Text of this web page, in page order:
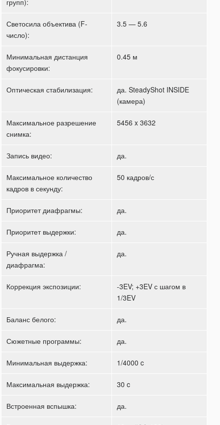
Светосила объектива (F-
число):
3.5 — 5.6
Минимальная дистанция
фокусировки:
0.45 м
Оптическая стабилизация:
да. SteadyShot INSIDE
(камера)
Максимальное разрешение
снимка:
5456 x 3632
Запись видео: да.
Максимальное количество
кадров в секунду:
50 кадров/с
Приоритет диафрагмы: да.
Приоритет выдержки: да.
Ручная выдержка /
диафрагма:
да.
Коррекция экспозиции:
-3EV; +3EV с шагом в
1/3EV
Баланс белого: да.
Сюжетные программы: да.
Минимальная выдержка: 1/4000 c
Максимальная выдержка: 30 c
Встроенная вспышка: да.